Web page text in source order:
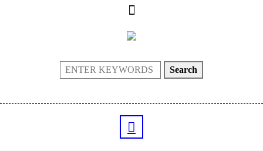
Search